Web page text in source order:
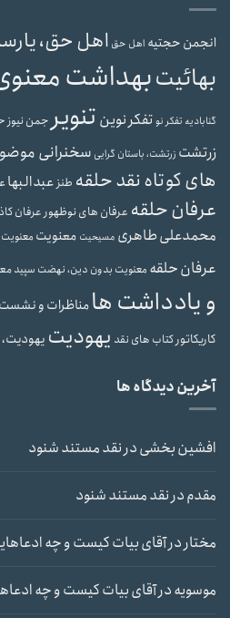
انجمن حجتیه اهل حق اهل حق،
بهائیتبهداشت
گنابادیه تفکر نوتفکر نوین تنویر جمن نیوز
زرتشت زرتشت، باستان گرایی سخنرانی
های کوتاه نقد حلقه طنز عبدالبها
عرفان حلقه عرفان های نوظهور عرفان
محمدعلی طاهری مسیحیت معنویت
عرفان حلقه معنویت بدون دین، نهضت سپید
و یادداشت هامناظرات و
کاریکاتور کتاب های نقد یهودیت یهودیت،
آخرین دیدگاه ها
افشین بخشیدرنقد مستند شنود
مقدمدرنقد مستند شنود
مختاردرآقای بیات کیست و چه
موسویهدرآقای بیات کیست و چه